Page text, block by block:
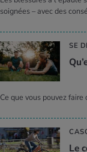
soignées – avec des
SE
Ce que vous pouvez
Le